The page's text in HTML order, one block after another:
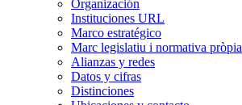
Organización
Instituciones URL
Marco estratégico
Marc legislatiu i normativa pròpia
Alianzas y redes
Datos y cifras
Distinciones